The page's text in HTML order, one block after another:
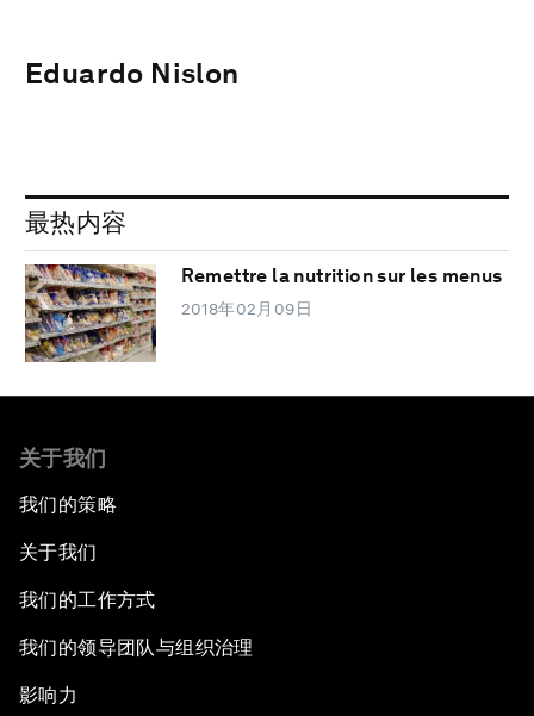
Eduardo Nislon
最热内容
Remettre la nutrition sur les menus
2018年02月09日
关于我们
我们的策略
关于我们
我们的工作方式
我们的领导团队与组织治理
影响力